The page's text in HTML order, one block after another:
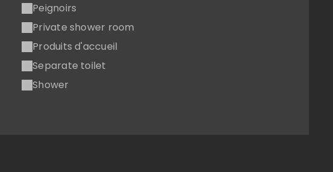
Peignoirs
Private shower room
Produits d'accueil
Separate toilet
Shower